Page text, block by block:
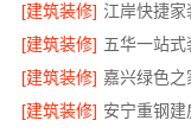
[建筑装修]
[建筑装修]
[建筑装修]
[建筑装修] 安宁重钢